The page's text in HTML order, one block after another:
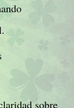
sobre